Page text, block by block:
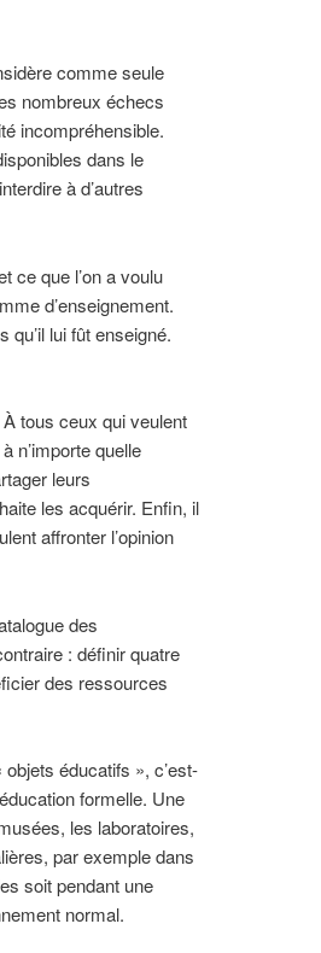
comme seule
nombreux échecs
incompréhensible.
dans le
à d’autres
ce que l’on a voulu
d’enseignement.
qu’il lui fût enseigné.
tous ceux qui veulent
n’importe quelle
leurs
les acquérir. Enfin, il
affronter l’opinion
des
: définir quatre
des ressources
éducatifs », c’est-
formelle. Une
les laboratoires,
par exemple dans
soit pendant une
normal.